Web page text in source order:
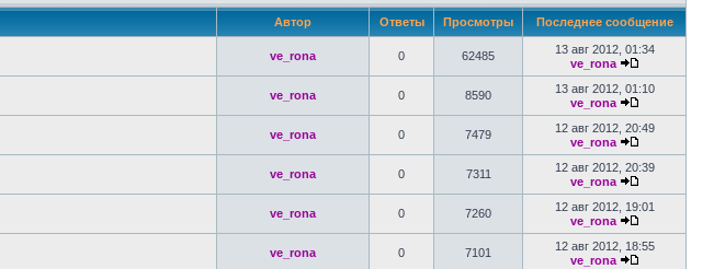
Автор Ответы Просмотры Последнее сообщение
ve_rona 0 62485
13 авг 2012, 01:34
ve_rona
ve_rona 0 8590
13 авг 2012, 01:10
ve_rona
ve_rona 0 7479
12 авг 2012, 20:49
ve_rona
ve_rona 0 7311
12 авг 2012, 20:39
ve_rona
ve_rona 0 7260
12 авг 2012, 19:01
ve_rona
ve_rona 0 7101
12 авг 2012, 18:55
ve_rona